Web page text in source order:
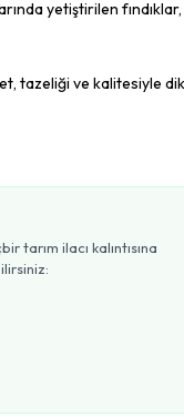
yetiştirilen
tazeliği ve kalitesiyle
tarım ilacı kalıntısına